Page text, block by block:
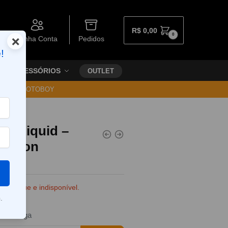
Minha Conta Pedidos
R$ 0,00 0
ACESSÓRIOS OUTLET
VIA MOTOBOY
e-Liquid –
estoque e indisponível.
entrega
×